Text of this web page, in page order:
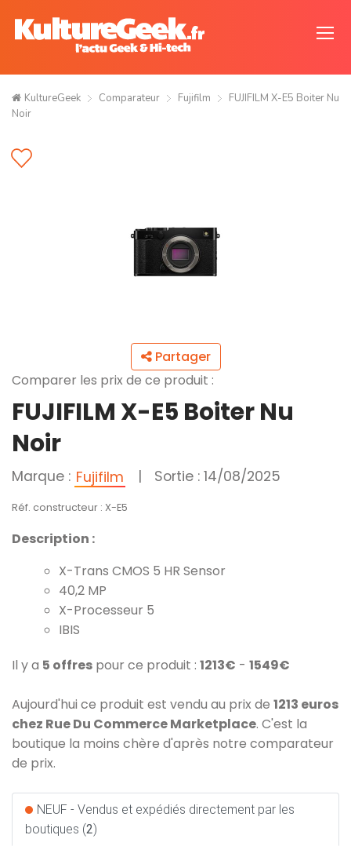
KultureGeek Comparateur Fujifilm
FUJIFILM X-E5 Boiter Nu
Noir
Partager
Comparer les prix de ce produit :
FUJIFILM X-E5 Boiter Nu
Noir
Marque : Fujifilm | Sortie : 14/08/2025
Réf. constructeur : X-E5
Description :
X-Trans CMOS 5 HR Sensor
40,2 MP
X-Processeur 5
IBIS
Il y a 5 offres pour ce produit : 1213€ - 1549€
Aujourd'hui ce produit est vendu au prix de 1213 euros
chez Rue Du Commerce Marketplace. C'est la
boutique la moins chère d'après notre comparateur
de prix.
NEUF - Vendus et expédiés directement par les
boutiques (2)